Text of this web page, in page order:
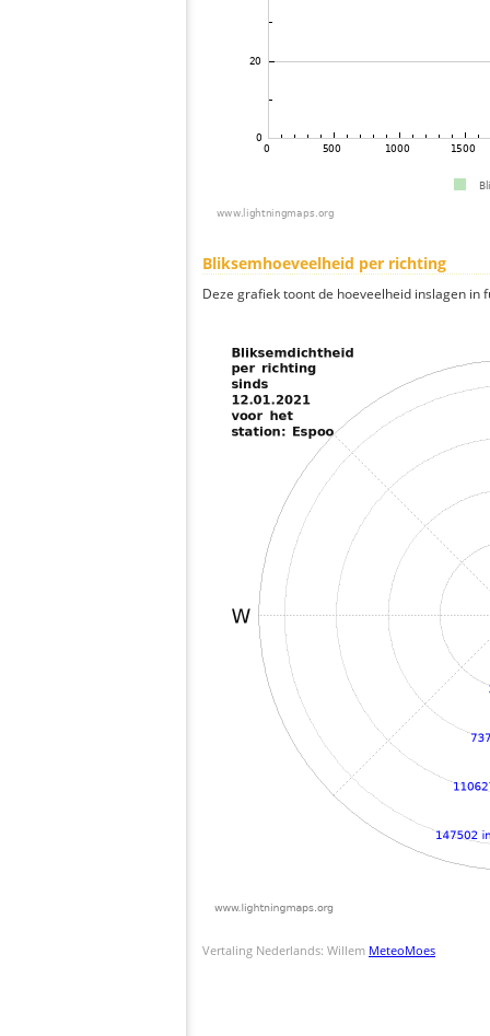
Bliksemhoeveelheid per richting
Deze grafiek toont de hoeveelheid inslagen
Vertaling Nederlands: Willem MeteoMoes